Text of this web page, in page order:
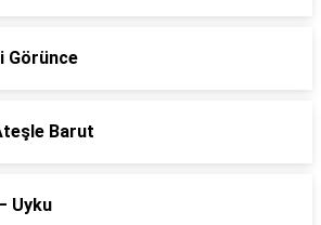
Görünce
Barut
Uyku